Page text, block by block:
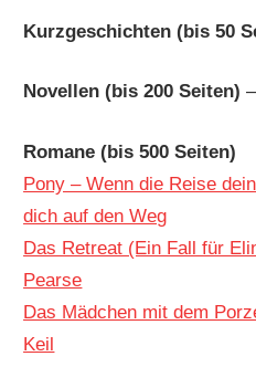
Kurzgeschichten (bis 50
Novellen (bis 200 Seiten)
Romane (bis 500 Seiten)
Pony – Wenn die Reise
dich auf den Weg
Das Retreat (Ein Fall für
Pearse
Das Mädchen mit dem
Keil